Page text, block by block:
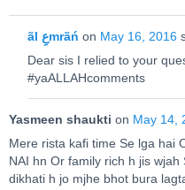
ãl عِmrãń on May 16, 2016
Dear sis I relied to your
#yaALLAHcomments
Yasmeen shaukti on May 14,
Mere rista kafi time Se lga hai
NAI hn Or family rich h jis
dikhati h jo mjhe bhot bura